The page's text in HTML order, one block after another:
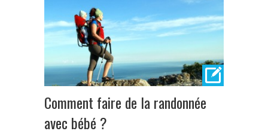
Comment faire de la randonnée
avec bébé ?